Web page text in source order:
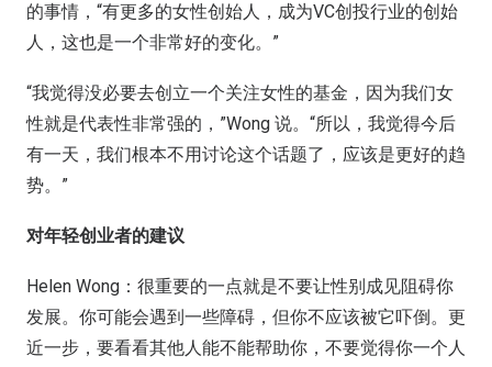
的事情，“有更多的女性创始人，成为VC创投行业的创始
人，这也是一个非常好的变化。”
“我觉得没必要去创立一个关注女性的基金，因为我们女
性就是代表性非常强的，”Wong 说。“所以，我觉得今后
有一天，我们根本不用讨论这个话题了，应该是更好的趋
势。”
对年轻创业者的建议
Helen Wong：很重要的一点就是不要让性别成见阻碍你
发展。你可能会遇到一些障碍，但你不应该被它吓倒。更
近一步，要看看其他人能不能帮助你，不要觉得你一个人